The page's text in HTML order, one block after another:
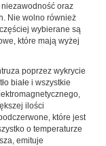
oraz
Nie wolno również
wybierane są
które mają wyżej
poprzez wykrycie
białe i wszystkie
ilości
które jest
o temperaturze
emituje